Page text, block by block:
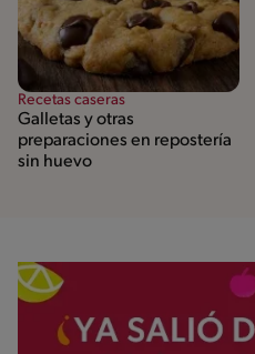
Recetas caseras
Galletas y otras
preparaciones en repostería
sin huevo